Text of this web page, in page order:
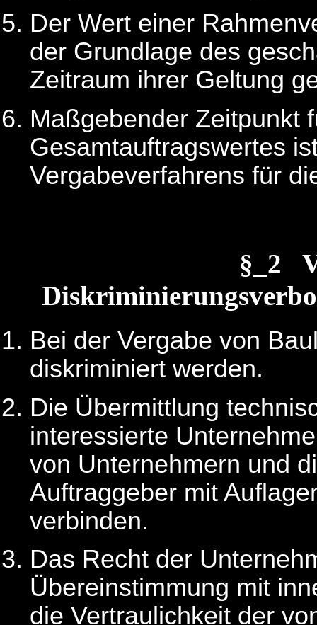
Der Wert einer
der Grundlage des
Zeitraum ihrer Geltung
Maßgebender Zeitpunkt
Gesamtauftragswertes
Vergabeverfahrens für
§_2
Bei der Vergabe von
diskriminiert werden.
Die Übermittlung
interessierte
von Unternehmern und
Auftraggeber mit
verbinden.
Das Recht der
Übereinstimmung mit
die Vertraulichkeit der